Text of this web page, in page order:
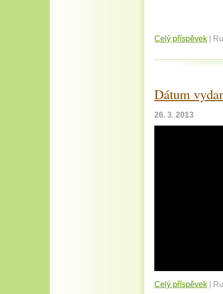
Celý příspěvek
Dátum
26. 3. 2013
Celý příspěvek